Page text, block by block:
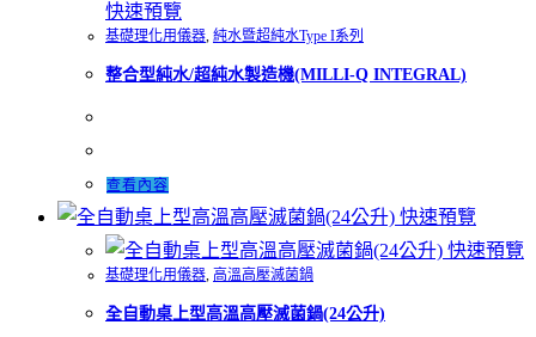
快速預覽
基礎理化用儀器, 純水暨超純水Type I系列
整合型純水/超純水製造機(MILLI-Q INTEGRAL)
查看內容
快速預覽
快速預覽
基礎理化用儀器, 高溫高壓滅菌鍋
全自動桌上型高溫高壓滅菌鍋(24公升)